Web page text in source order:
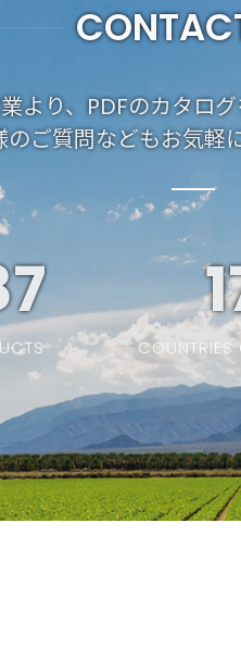
より、PDFのカタログ
のご質問などもお気軽
COUNTRIES